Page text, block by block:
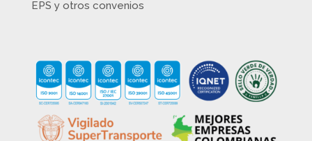
EPS y otros convenios